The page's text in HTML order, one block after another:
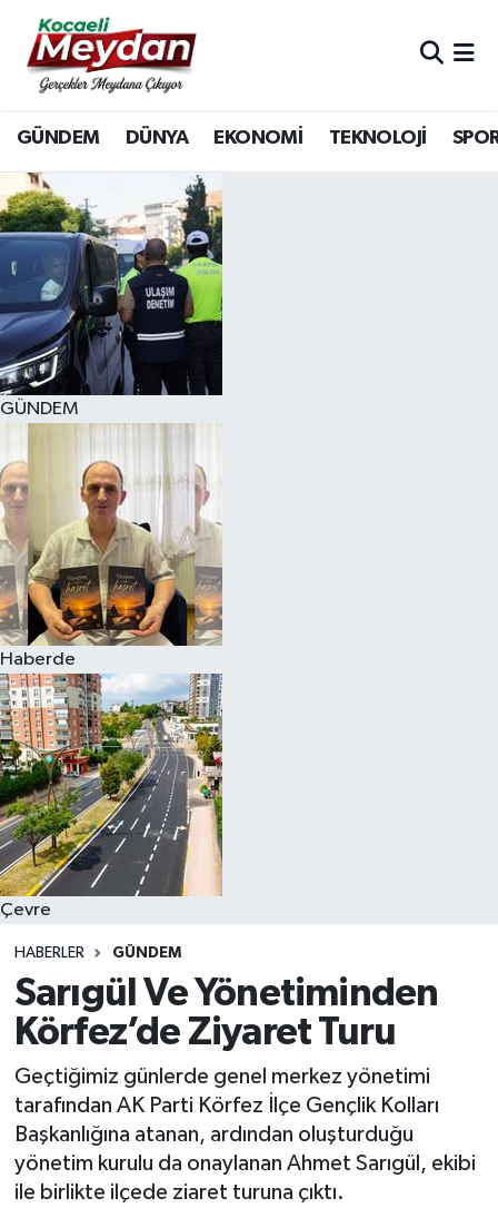
GÜNDEM DÜNYA EKONOMİ TEKNOLOJİ
GÜNDEM
Haberde
Çevre
HABERLER GÜNDEM
Sarıgül Ve Yönetiminden
Körfez’de Ziyaret Turu
Geçtiğimiz günlerde genel merkez yönetimi
tarafından AK Parti Körfez İlçe Gençlik Kolları
Başkanlığına atanan, ardından oluşturduğu
yönetim kurulu da onaylanan Ahmet Sarıgül, ekibi
ile birlikte ilçede ziaret turuna çıktı.
Nöbetçi Eczaneler
Hava Durumu
Trafik Durumu
Süper Lig Puan Durumu ve Fikstür
Tüm Manşetler
Son Dakika Haberleri
Haber Arşivi